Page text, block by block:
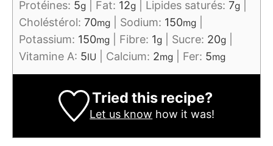
Protéines: 5g Fat: 12g Lipides saturés: 7g
Choléstérol: 70mg Sodium: 150mg
Potassium: 150mg Fibre: 1g Sucre: 20g
Vitamine A: 5IU Calcium: 2mg Fer: 5mg
Tried this recipe?
Let us know how it was!